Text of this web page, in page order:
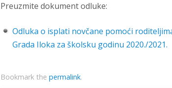
Preuzmite dokument odluke:
Odluka o isplati novčane pomoći
Grada Iloka za školsku godinu 2020./2021.
Bookmark the permalink.